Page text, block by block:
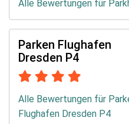
Alle Bewertungen für
Parken Flughafen
Dresden P4
Alle Bewertungen für
Flughafen Dresden P4